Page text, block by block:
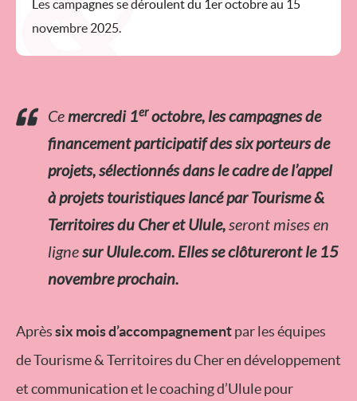
Cemercredi 1eroctobre, les campagnes de
financement participatif des six porteurs de
projets, sélectionnés dans le cadre de l’appel
à projets touristiques lancé par Tourisme &
Territoires du Cher et Ulule,seront mises en
lignesur Ulule.com. Elles se clôtureront le 15
novembre prochain.
Aprèssix mois d’accompagnementpar les équipes
de Tourisme & Territoires du Cher en développement
et communication et le coaching d’Ulule pour
Les campagnes se déroulent du 1er octobre au 15
novembre 2025.